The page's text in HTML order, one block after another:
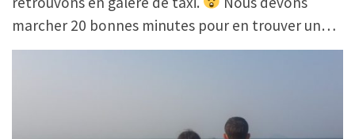
marcher 20 bonnes minutes pour en trouver un…